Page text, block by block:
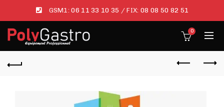
GSM1:06 11 33 10 35 / FIX: 08 08 50 82 51
0